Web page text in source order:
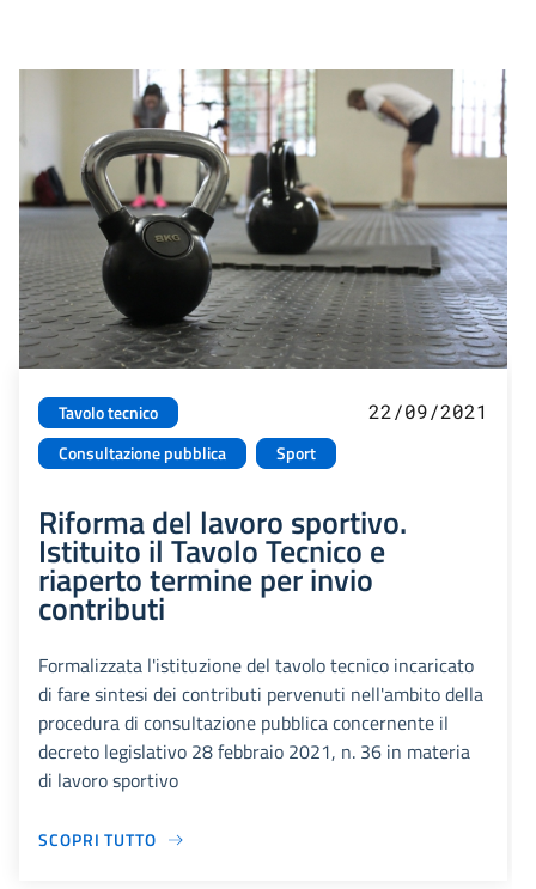
Tavolo tecnico
Consultazione pubblica
Sport
22/09/2021
Riforma del lavoro sportivo.
Istituito il Tavolo Tecnico e
riaperto termine per invio
contributi
Formalizzata l'istituzione del tavolo tecnico incaricato
di fare sintesi dei contributi pervenuti nell'ambito della
procedura di consultazione pubblica concernente il
decreto legislativo 28 febbraio 2021, n. 36 in materia
di lavoro sportivo
SCOPRI TUTTO